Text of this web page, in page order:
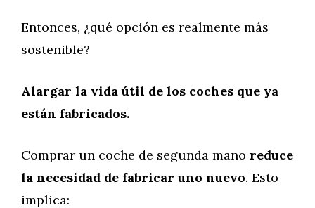
Entonces, ¿qué opción es realmente más
sostenible?
Alargar la vida útil de los coches que ya
están fabricados.
Comprar un coche de segunda mano reduce
la necesidad de fabricar uno nuevo. Esto
implica: